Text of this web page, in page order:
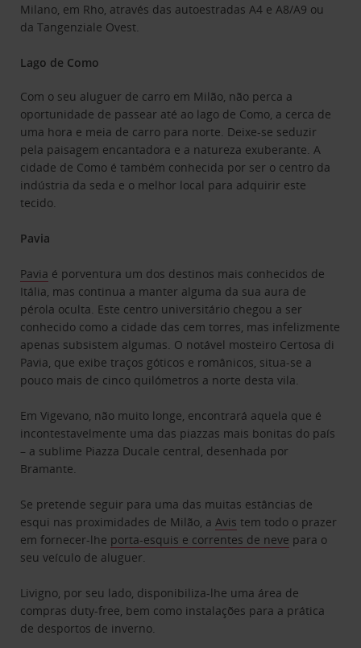
Milano, em Rho, através das autoestradas A4 e A8/A9 ou
da Tangenziale Ovest.
Lago de Como
Com o seu aluguer de carro em Milão, não perca a
oportunidade de passear até ao lago de Como, a cerca de
uma hora e meia de carro para norte. Deixe-se seduzir
pela paisagem encantadora e a natureza exuberante. A
cidade de Como é também conhecida por ser o centro da
indústria da seda e o melhor local para adquirir este
tecido.
Pavia
Pavia é porventura um dos destinos mais conhecidos de
Itália, mas continua a manter alguma da sua aura de
pérola oculta. Este centro universitário chegou a ser
conhecido como a cidade das cem torres, mas infelizmente
apenas subsistem algumas. O notável mosteiro Certosa di
Pavia, que exibe traços góticos e românicos, situa-se a
pouco mais de cinco quilómetros a norte desta vila.
Em Vigevano, não muito longe, encontrará aquela que é
incontestavelmente uma das piazzas mais bonitas do país
– a sublime Piazza Ducale central, desenhada por
Bramante.
Se pretende seguir para uma das muitas estâncias de
esqui nas proximidades de Milão, a Avis tem todo o prazer
em fornecer-lhe porta-esquis e correntes de neve para o
seu veículo de aluguer.
Livigno, por seu lado, disponibiliza-lhe uma área de
compras duty-free, bem como instalações para a prática
de desportos de inverno.